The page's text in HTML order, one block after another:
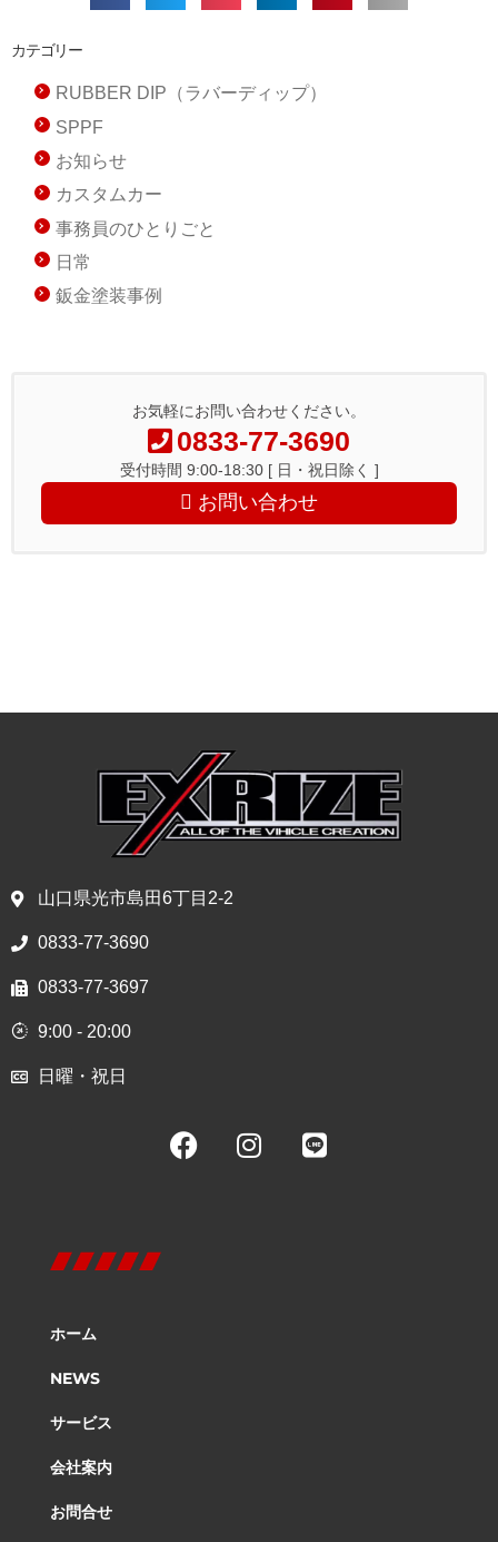
カテゴリー
RUBBER DIP（ラバーディップ）
SPPF
お知らせ
カスタムカー
事務員のひとりごと
日常
鈑金塗装事例
お気軽にお問い合わせください。
0833-77-3690
受付時間 9:00-18:30 [ 日・祝日除く ]
お問い合わせ
山口県光市島田6丁目2-2
0833-77-3690
0833-77-3697
9:00 - 20:00
日曜・祝日
ホーム
NEWS
サービス
会社案内
お問合せ